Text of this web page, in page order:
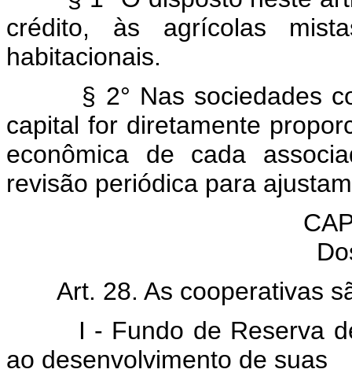
crédito, às agrícolas
habitacionais.
§ 2° Nas sociedades
capital for diretamente
econômica de cada
revisão periódica para
Art. 28. As cooperativas
I - Fundo de Reserva
ao desenvolvimento de suas